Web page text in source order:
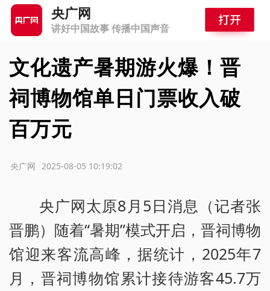
央广网
讲好中国故事 传播中国声音
文化遗产暑期游火爆！晋
祠博物馆单日门票收入破
百万元
2025-08-05 10:19:02
央广网
央广网太原8月5日消息（记者张
晋鹏）随着“暑期”模式开启，晋祠博物
馆迎来客流高峰，据统计，2025年7
月，晋祠博物馆累计接待游客45.7万